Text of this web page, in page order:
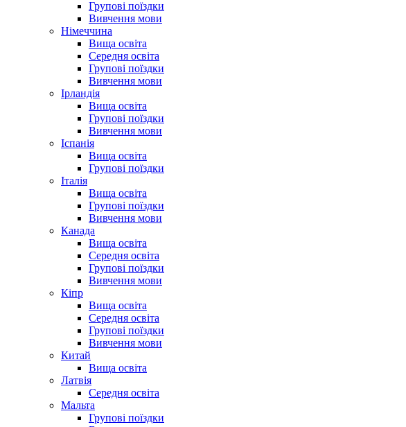
Групові поїздки
Вивчення мови
Німеччина
Вища освіта
Середня освіта
Групові поїздки
Вивчення мови
Ірландія
Вища освіта
Групові поїздки
Вивчення мови
Іспанія
Вища освіта
Групові поїздки
Італія
Вища освіта
Групові поїздки
Вивчення мови
Канада
Вища освіта
Середня освіта
Групові поїздки
Вивчення мови
Кіпр
Вища освіта
Середня освіта
Групові поїздки
Вивчення мови
Китай
Вища освіта
Латвія
Середня освіта
Мальта
Групові поїздки